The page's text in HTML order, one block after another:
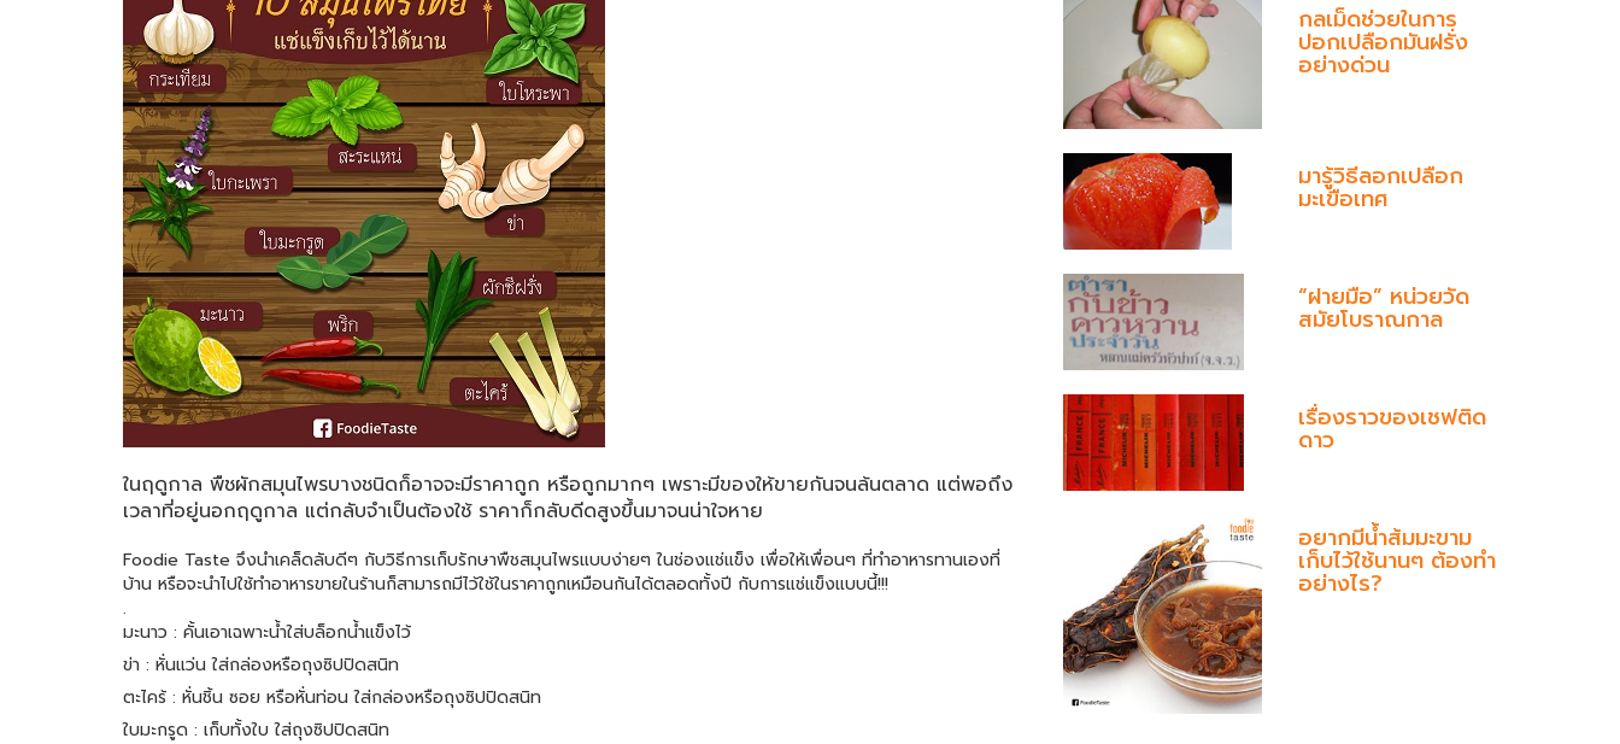
ในฤดูกาล พืชผักสมุนไพรบางชนิดก็อาจจะมีราคาถูก หรือถูกมากๆ เพราะมีของให้ขายกันจนล้นตลาด แต่พอถึง
เวลาที่อยู่นอกฤดูกาล แต่กลับจำเป็นต้องใช้ ราคาก็กลับดีดสูงขึ้นมาจนน่าใจหาย
Foodie Taste จึงนำเคล็ดลับดีๆ กับวิธีการเก็บรักษาพืชสมุนไพรแบบง่ายๆ ในช่องแช่แข็ง เพื่อให้เพื่อนๆ ที่ทำอาหารทานเองที่
บ้าน หรือจะนำไปใช้ทำอาหารขายในร้านก็สามารถมีไว้ใช้ในราคาถูกเหมือนกันได้ตลอดทั้งปี กับการแช่แข็งแบบนี้!!!
.
มะนาว : คั้นเอาเฉพาะน้ำใส่บล็อกน้ำแข็งไว้
ข่า : หั่นแว่น ใส่กล่องหรือถุงซิปปิดสนิท
ตะไคร้ : หั่นชิ้น ซอย หรือหั่นท่อน ใส่กล่องหรือถุงซิปปิดสนิท
ใบมะกรูด : เก็บทั้งใบ ใส่ถุงซิปปิดสนิท
กลเม็ดช่วยในการ
ปอกเปลือกมันฝรั่ง
อย่างด่วน
มารู้วิธีลอกเปลือก
มะเขือเทศ
“ฝายมือ” หน่วยวัด
สมัยโบราณกาล
เรื่องราวของเชฟติด
ดาว
อยากมีน้ำส้มมะขาม
เก็บไว้ใช้นานๆ ต้องทำ
อย่างไร?